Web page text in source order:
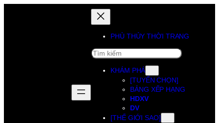
PHÙ THỦY THỜI TRANG
SEARCH
KHÁM PHÁ
[TUYỂN CHỌN]
BẢNG XẾP HẠNG
HDXV
DV
[THẾ GIỚI SAO]